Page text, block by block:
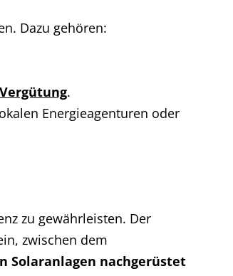
Dazu gehören:
Vergütung.
Energieagenturen oder
zu gewährleisten. Der
zwischen dem
Solaranlagen nachgerüstet